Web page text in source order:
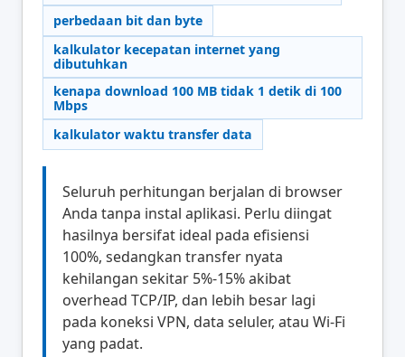
perbedaan bit dan byte
kalkulator kecepatan internet yang
dibutuhkan
kenapa download 100 MB tidak 1 detik di 100
Mbps
kalkulator waktu transfer data
Seluruh perhitungan berjalan di browser
Anda tanpa instal aplikasi. Perlu diingat
hasilnya bersifat ideal pada efisiensi
100%, sedangkan transfer nyata
kehilangan sekitar 5%-15% akibat
overhead TCP/IP, dan lebih besar lagi
pada koneksi VPN, data seluler, atau Wi-Fi
yang padat.